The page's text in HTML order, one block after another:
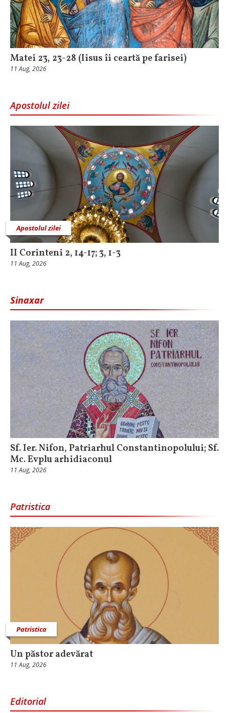
Matei 23, 23-28 (Iisus îi ceartă pe farisei)
11 Aug, 2026
Apostolul zilei
Apostolul zilei
II Corinteni 2, 14-17; 3, 1-3
11 Aug, 2026
Sinaxar
Sf. Ier. Nifon, Patriarhul Constantinopolului; Sf.
Mc. Evplu arhidiaconul
11 Aug, 2026
Patristica
Patristica
Un păstor adevărat
11 Aug, 2026
Editorial